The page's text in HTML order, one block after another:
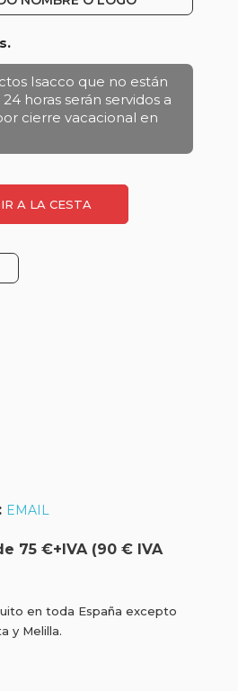
Isacco que no están
horas serán servidos a
cierre vacacional en
A LA CESTA
EMAIL
75 €+IVA (90 € IVA
en toda España excepto
y Melilla.